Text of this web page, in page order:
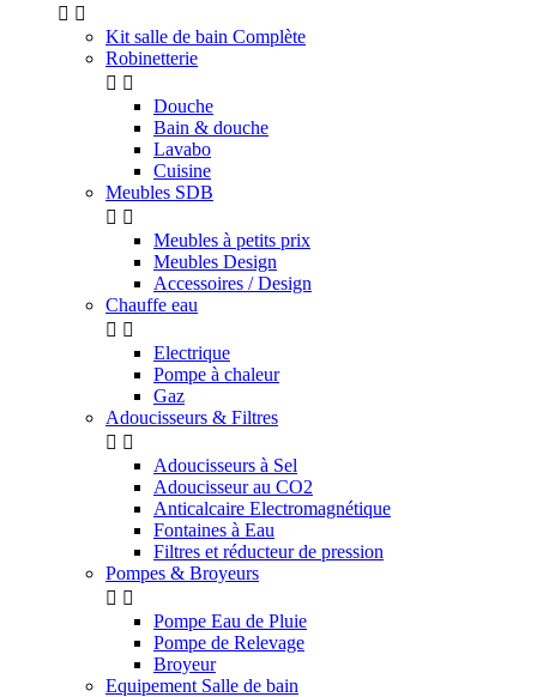
 
Kit salle de bain Complète
Robinetterie
 
Douche
Bain & douche
Lavabo
Cuisine
Meubles SDB
 
Meubles à petits prix
Meubles Design
Accessoires / Design
Chauffe eau
 
Electrique
Pompe à chaleur
Gaz
Adoucisseurs & Filtres
 
Adoucisseurs à Sel
Adoucisseur au CO2
Anticalcaire Electromagnétique
Fontaines à Eau
Filtres et réducteur de pression
Pompes & Broyeurs
 
Pompe Eau de Pluie
Pompe de Relevage
Broyeur
Equipement Salle de bain